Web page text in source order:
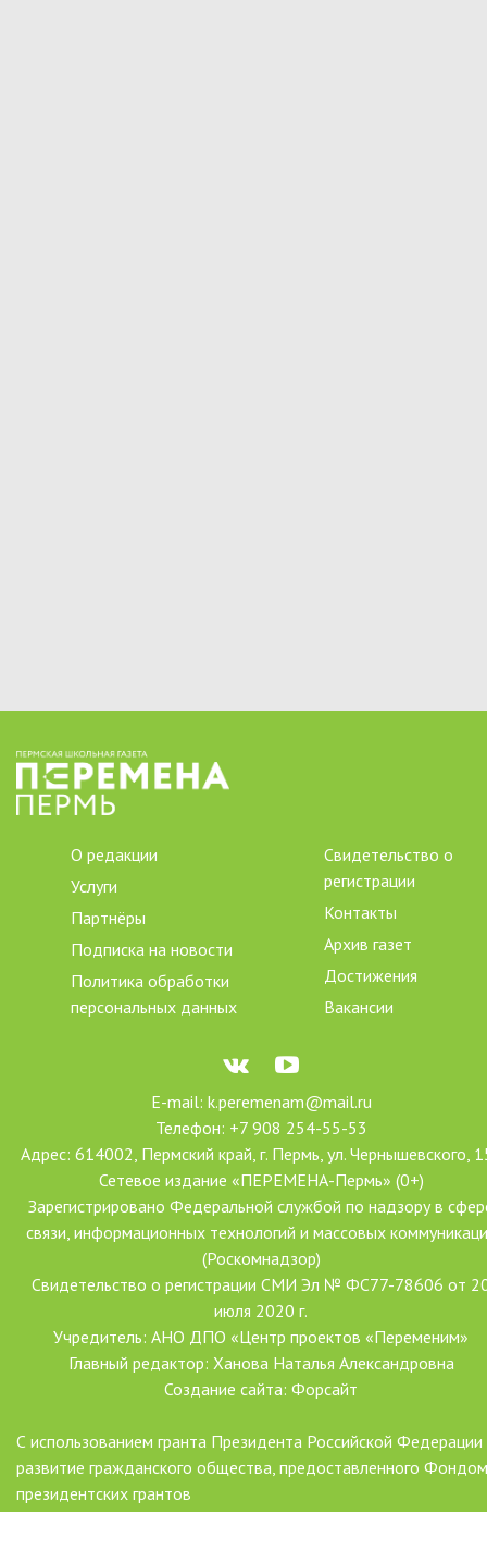
О редакции
Услуги
Партнёры
Подписка на новости
Политика обработки
персональных данных
Свидетельство о
регистрации
Контакты
Архив газет
Достижения
Вакансии
E-mail: k.peremenam@mail.ru
Телефон: +7 908 254-55-53
Адрес: 614002, Пермский край, г. Пермь, ул. Чернышевского,
Сетевое издание «ПЕРЕМЕНА-Пермь» (0+)
Зарегистрировано Федеральной службой по надзору в
связи, информационных технологий и массовых
(Роскомнадзор)
Свидетельство о регистрации СМИ Эл № ФС77-78606 от
июля 2020 г.
Учредитель: АНО ДПО «Центр проектов «Переменим»
Главный редактор: Ханова Наталья Александровна
Создание сайта: Форсайт
С использованием гранта Президента Российской Федерации
развитие гражданского общества, предоставленного Фондом
президентских грантов